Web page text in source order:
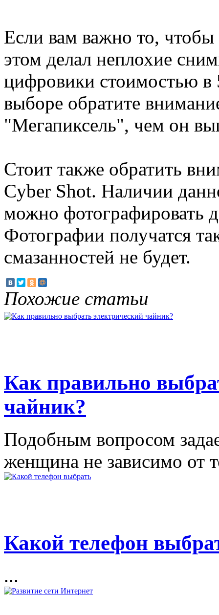
Если вам важно то,
этом делал неплохие
цифровики стоимостью в
выборе обратите
"Мегапиксель", чем он
Стоит также обратить
Cyber Shot. Наличии
можно фотографировать
Фотографии получатся
смазанностей не будет.
Похожие статьи
Как правильно
чайник?
Подобным вопросом
женщина не зависимо от
Какой телефон
...